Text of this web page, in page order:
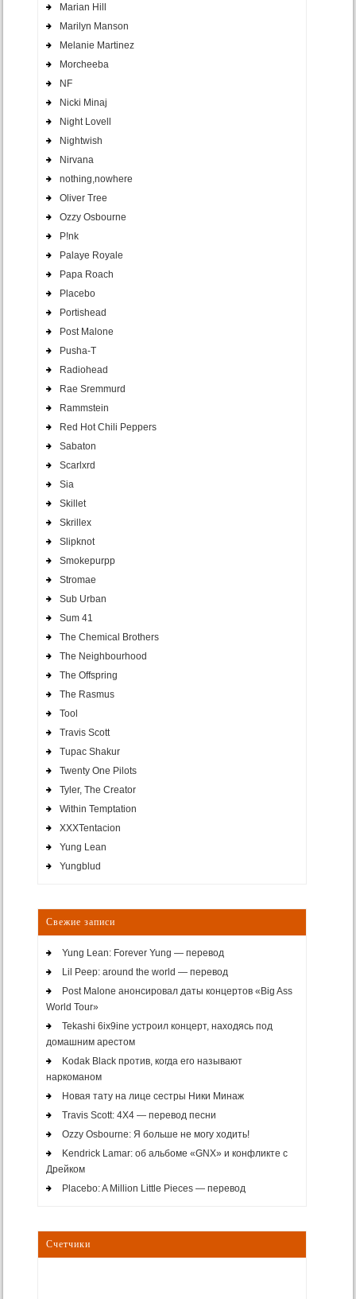
Marian Hill
Marilyn Manson
Melanie Martinez
Morcheeba
NF
Nicki Minaj
Night Lovell
Nightwish
Nirvana
nothing,nowhere
Oliver Tree
Ozzy Osbourne
P!nk
Palaye Royale
Papa Roach
Placebo
Portishead
Post Malone
Pusha-T
Radiohead
Rae Sremmurd
Rammstein
Red Hot Chili Peppers
Sabaton
Scarlxrd
Sia
Skillet
Skrillex
Slipknot
Smokepurpp
Stromae
Sub Urban
Sum 41
The Chemical Brothers
The Neighbourhood
The Offspring
The Rasmus
Tool
Travis Scott
Tupac Shakur
Twenty One Pilots
Tyler, The Creator
Within Temptation
XXXTentacion
Yung Lean
Yungblud
Свежие записи
Yung Lean: Forever Yung — перевод
Lil Peep: around the world — перевод
Post Malone анонсировал даты концертов «Big Ass
World Tour»
Tekashi 6ix9ine устроил концерт, находясь под
домашним арестом
Kodak Black против, когда его называют
наркоманом
Новая тату на лице сестры Ники Минаж
Travis Scott: 4X4 — перевод песни
Ozzy Osbourne: Я больше не могу ходить!
Kendrick Lamar: об альбоме «GNX» и конфликте с
Дрейком
Placebo: A Million Little Pieces — перевод
Счетчики